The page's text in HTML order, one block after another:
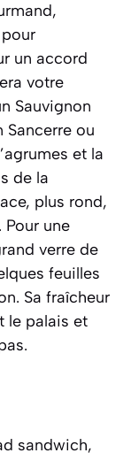
un accord
votre
Sauvignon
Sancerre ou
et la
de la
plus rond,
une
verre de
feuilles
Sa fraîcheur
le palais et
sandwich,